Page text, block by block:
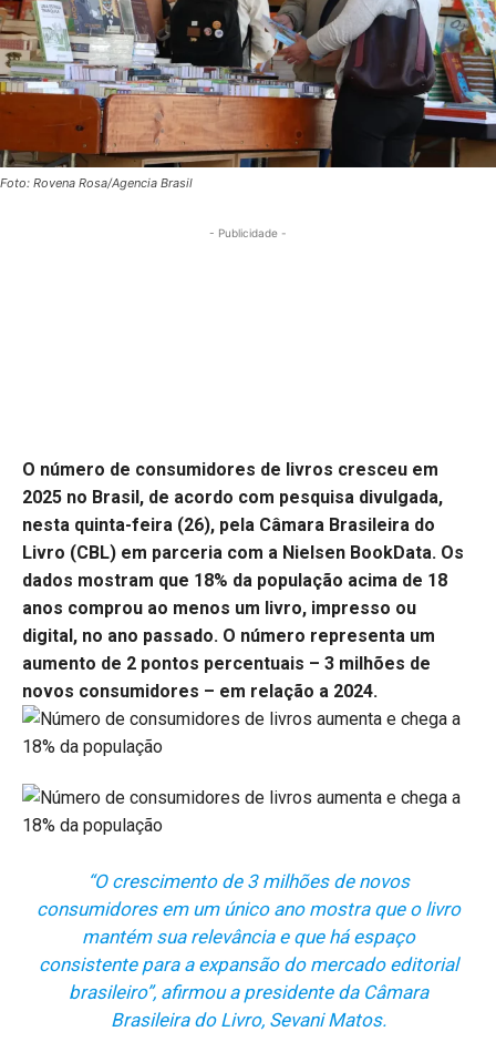
Foto: Rovena Rosa/Agencia Brasil
- Publicidade -
O número de consumidores de livros cresceu em
2025 no Brasil, de acordo com pesquisa divulgada,
nesta quinta-feira (26), pela Câmara Brasileira do
Livro (CBL) em parceria com a Nielsen BookData. Os
dados mostram que 18% da população acima de 18
anos comprou ao menos um livro, impresso ou
digital, no ano passado. O número representa um
aumento de 2 pontos percentuais – 3 milhões de
novos consumidores – em relação a 2024.
“O crescimento de 3 milhões de novos
consumidores em um único ano mostra que o livro
mantém sua relevância e que há espaço
consistente para a expansão do mercado editorial
brasileiro”, afirmou a presidente da Câmara
Brasileira do Livro, Sevani Matos.